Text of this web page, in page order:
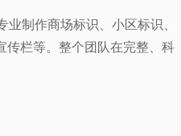
制作商场标识、小区标识、
传栏等。整个团队在完整、科